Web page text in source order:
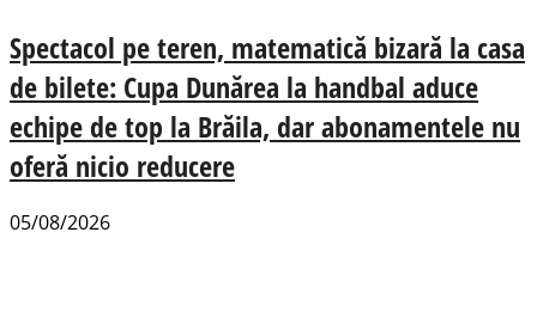
Spectacol pe teren, matematică bizară la casa
de bilete: Cupa Dunărea la handbal aduce
echipe de top la Brăila, dar abonamentele nu
oferă nicio reducere
05/08/2026